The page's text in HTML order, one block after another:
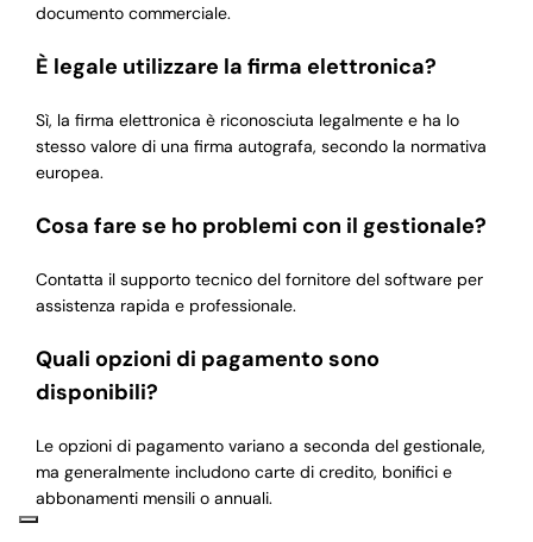
documento commerciale.
È legale utilizzare la firma elettronica?
Sì, la firma elettronica è riconosciuta legalmente e ha lo
stesso valore di una firma autografa, secondo la normativa
europea.
Cosa fare se ho problemi con il gestionale?
Contatta il supporto tecnico del fornitore del software per
assistenza rapida e professionale.
Quali opzioni di pagamento sono
disponibili?
Le opzioni di pagamento variano a seconda del gestionale,
ma generalmente includono carte di credito, bonifici e
abbonamenti mensili o annuali.